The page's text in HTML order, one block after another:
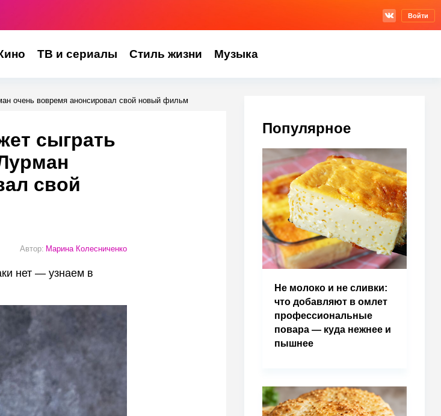
Войти
ТВ и сериалы Стиль жизни Музыка
очень вовремя анонсировал свой новый фильм
сыграть
свой
Автор: Марина Колесниченко
нет — узнаем в
Популярное
Не молоко и не сливки:
что добавляют в омлет
профессиональные
повара — куда нежнее и
пышнее